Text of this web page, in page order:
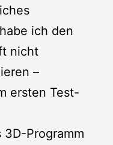
ich den
nicht
–
ersten Test-
Programm